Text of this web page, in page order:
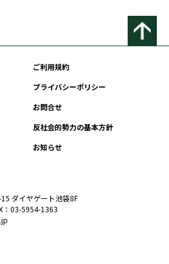
ご利用規約
プライバシーポリシー
お問合せ
反社会的勢力の基本方針
お知らせ
ダイヤゲート池袋8F
：03-5954-1363